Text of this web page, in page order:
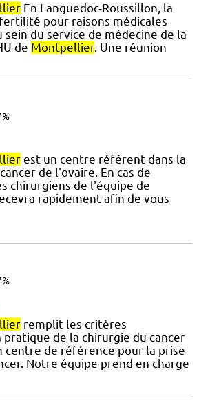
En Languedoc-Roussillon, la
pour raisons médicales
sein du service de médecine de la
de Montpellier. Une réunion
est un centre référent dans la
de l'ovaire. En cas de
chirurgiens de l'équipe de
rapidement afin de vous
remplit les critères
de la chirurgie du cancer
centre de référence pour la prise
Notre équipe prend en charge